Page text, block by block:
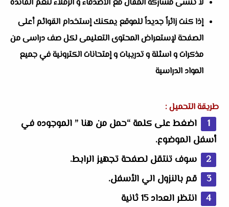
لا تنسى مشاركة المقال مع الأصدقاء و الزملاء لتعم الفائدة
إذا كنت زائراً جديداً للموقع يمكنك إستخدام القوائم أعلى
الصفحة لإستعراض المحتوى التعليمى لكل صف دراسى من
مذكرات و اسئلة و تدريبات و إمتحانات الكترونية في جميع
المواد الدراسية
طريقة التحميل :
اضغط على كلمة “حمل من هنا ” الموجوده في
أسفل الموضوع.
سوف تنتقل لصفحة تجهيز الرابط.
قم بالنزول الي الأسفل.
انتظر العداد 15 ثانية